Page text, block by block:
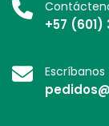
+57 (601)
Escríbanos